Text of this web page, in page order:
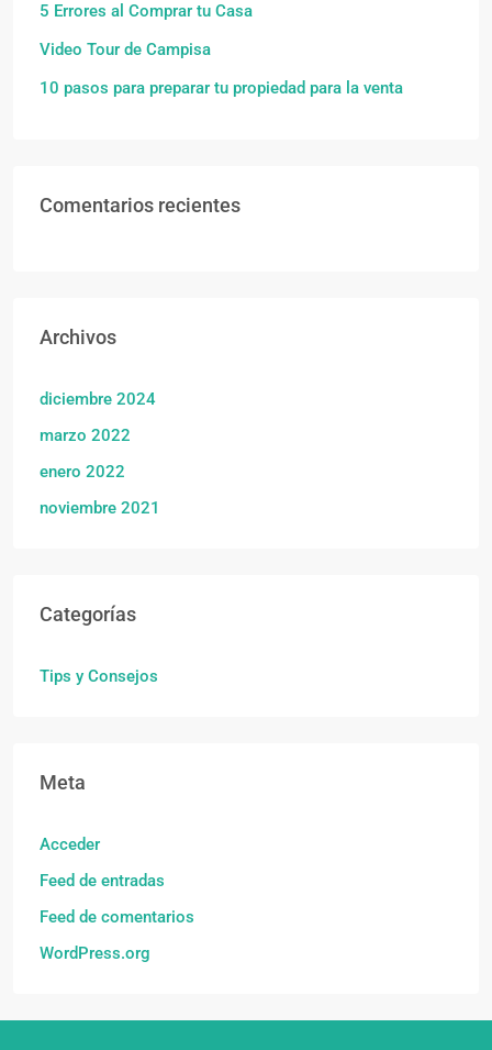
5 Errores al Comprar tu Casa
Video Tour de Campisa
10 pasos para preparar tu propiedad para la venta
Comentarios recientes
Archivos
diciembre 2024
marzo 2022
enero 2022
noviembre 2021
Categorías
Tips y Consejos
Meta
Acceder
Feed de entradas
Feed de comentarios
WordPress.org